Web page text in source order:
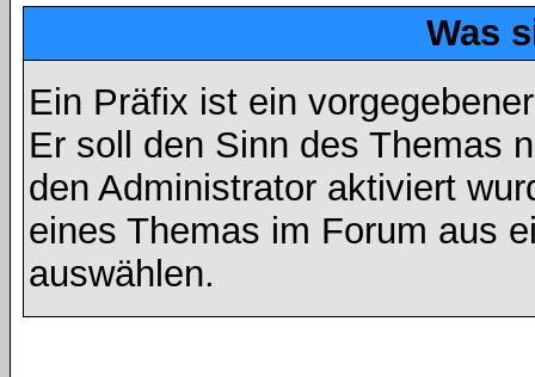
Was
Ein Präfix ist ein
Er soll den Sinn des Themas
den Administrator aktiviert
eines Themas im Forum aus
auswählen.